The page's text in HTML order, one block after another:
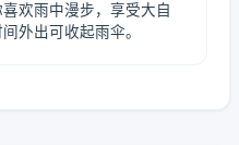
欢雨中漫步，享受大自
外出可收起雨伞。